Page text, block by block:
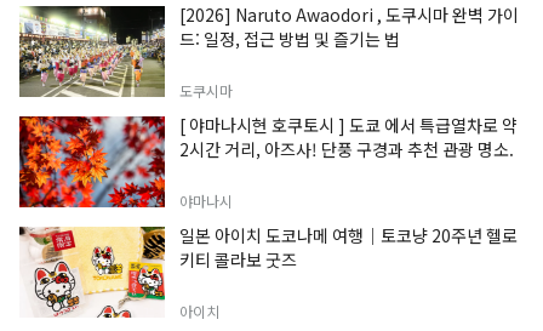
[2026] Naruto Awaodori , 도쿠시마 완벽 가이
드: 일정, 접근 방법 및 즐기는 법
도쿠시마
[ 야마나시현 호쿠토시 ] 도쿄 에서 특급열차로 약
2시간 거리, 아즈사! 단풍 구경과 추천 관광 명소.
야마나시
일본 아이치 도코나메 여행｜토코냥 20주년 헬로
키티 콜라보 굿즈
아이치